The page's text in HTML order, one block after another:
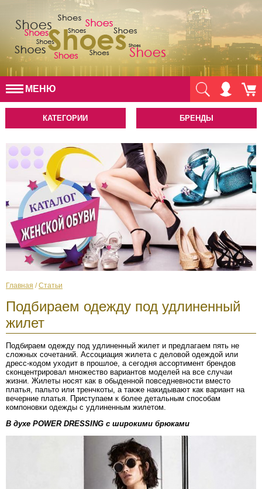
МЕНЮ
КАТЕГОРИИ БРЕНДЫ
Главная /Статьи
Подбираем одежду под удлиненный
жилет
Подбираем одежду под удлиненный жилет и предлагаем пять не
сложных сочетаний. Ассоциация жилета с деловой одеждой или
дресс-кодом уходит в прошлое, а сегодня ассортимент брендов
сконцентрировал множество вариантов моделей на все случаи
жизни. Жилеты носят как в обыденной повседневности вместо
платья, пальто или тренчкоты, а также накидывают как вариант на
вечерние платья. Приступаем к более детальным способам
компоновки одежды с удлиненным жилетом.
В духе POWER DRESSING с широкими брюками